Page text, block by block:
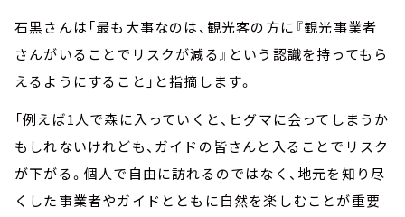
石黒さんは「最も大事なのは、観光客の方に『観光事業者
さんがいることでリスクが減る』という認識を持ってもら
えるようにすること」と指摘します。
「例えば1人で森に入っていくと、ヒグマに会ってしまうか
もしれないけれども、ガイドの皆さんと入ることでリスク
が下がる。個人で自由に訪れるのではなく、地元を知り尽
くした事業者やガイドとともに自然を楽しむことが重要